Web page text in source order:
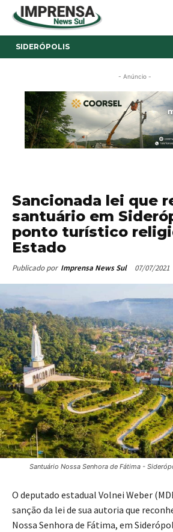
SIDERÓPOLIS
- Anúncio -
Sancionada lei que
santuário em
ponto turístico
Estado
Publicado por Imprensa News Sul 07/07/2021
Santuário Nossa Senhora de Fátima -
O deputado estadual Volnei Weber
sanção da lei de sua autoria que
Nossa Senhora de Fátima, em